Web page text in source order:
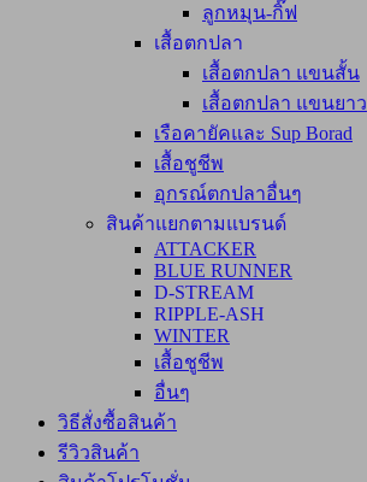
ลูกหมุน-กิ๊ฟ
เสื้อตกปลา
เสื้อตกปลา แขนสั้น
เสื้อตกปลา แขนยาว
เรือคายัคและ Sup Borad
เสื้อชูชีพ
อุกรณ์ตกปลาอื่นๆ
สินค้าแยกตามแบรนด์
ATTACKER
BLUE RUNNER
D-STREAM
RIPPLE-ASH
WINTER
เสื้อชูชีพ
อื่นๆ
วิธีสั่งซื้อสินค้า
รีวิวสินค้า